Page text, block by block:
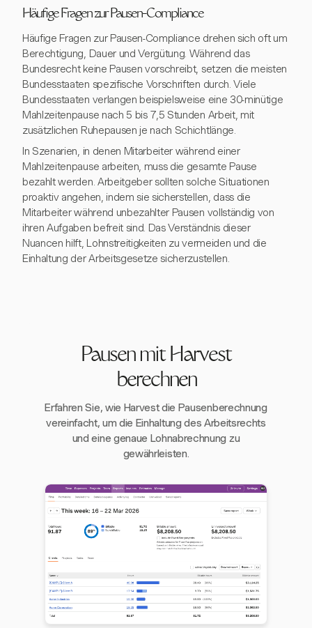
Häufige Fragen zur Pausen-Compliance
Häufige Fragen zur Pausen-Compliance drehen sich oft um
Berechtigung, Dauer und Vergütung. Während das
Bundesrecht keine Pausen vorschreibt, setzen die meisten
Bundesstaaten spezifische Vorschriften durch. Viele
Bundesstaaten verlangen beispielsweise eine 30-minütige
Mahlzeitenpause nach 5 bis 7,5 Stunden Arbeit, mit
zusätzlichen Ruhepausen je nach Schichtlänge.
In Szenarien, in denen Mitarbeiter während einer
Mahlzeitenpause arbeiten, muss die gesamte Pause
bezahlt werden. Arbeitgeber sollten solche Situationen
proaktiv angehen, indem sie sicherstellen, dass die
Mitarbeiter während unbezahlter Pausen vollständig von
ihren Aufgaben befreit sind. Das Verständnis dieser
Nuancen hilft, Lohnstreitigkeiten zu vermeiden und die
Einhaltung der Arbeitsgesetze sicherzustellen.
Pausen mit Harvest
berechnen
Erfahren Sie, wie Harvest die Pausenberechnung
vereinfacht, um die Einhaltung des Arbeitsrechts
und eine genaue Lohnabrechnung zu
gewährleisten.